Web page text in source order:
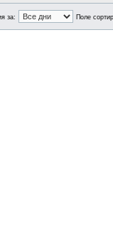
за: Поле